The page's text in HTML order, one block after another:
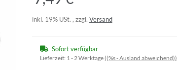
inkl. 19% USt. , zzgl. Versand
Sofort verfügbar
Lieferzeit: 1 - 2 Werktage((%s - Ausland abweichend))